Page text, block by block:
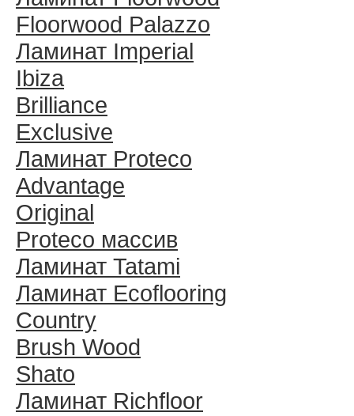
Floorwood Palazzo
Ламинат Imperial
Ibiza
Brilliance
Exclusive
Ламинат Proteco
Advantage
Original
Proteco массив
Ламинат Tatami
Ламинат Ecoflooring
Country
Brush Wood
Shato
Ламинат Richfloor